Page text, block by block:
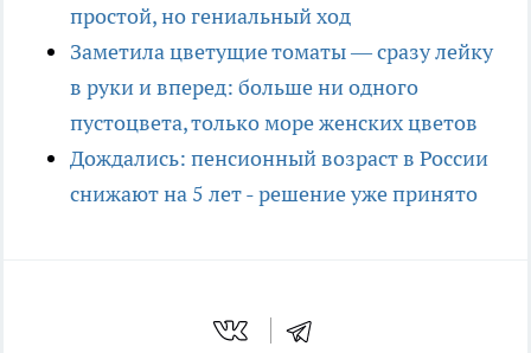
простой, но гениальный ход
Заметила цветущие томаты — сразу лейку
в руки и вперед: больше ни одного
пустоцвета, только море женских цветов
Дождались: пенсионный возраст в России
снижают на 5 лет - решение уже принято